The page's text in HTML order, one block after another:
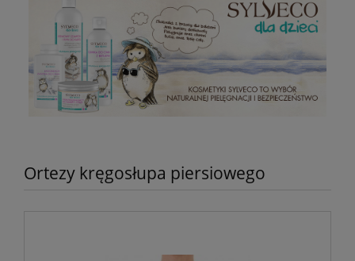
Ortezy kręgosłupa piersiowego